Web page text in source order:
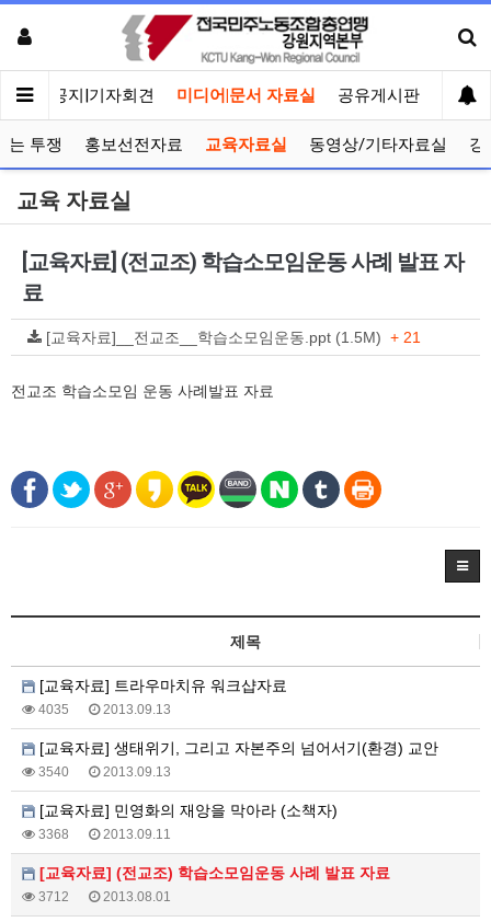
인 공지|기자회견 미디어|문서 자료실 공유게시판 선거
는 투쟁 홍보선전자료 교육자료실 동영상/기타자료실 강
교육 자료실
[교육자료] (전교조) 학습소모임운동 사례 발표 자
료
[교육자료]__전교조__학습소모임운동.ppt (1.5M) + 21
전교조 학습소모임 운동 사례발표 자료
제목
[교육자료] 트라우마치유 워크샵자료
4035 2013.09.13
[교육자료] 생태위기, 그리고 자본주의 넘어서기(환경) 교안
3540 2013.09.13
[교육자료] 민영화의 재앙을 막아라 (소책자)
3368 2013.09.11
[교육자료] (전교조) 학습소모임운동 사례 발표 자료
3712 2013.08.01